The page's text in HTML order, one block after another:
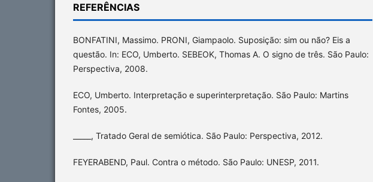
REFERÊNCIAS
BONFATINI, Massimo. PRONI, Giampaolo. Suposição: sim ou não? Eis a
questão. In: ECO, Umberto. SEBEOK, Thomas A. O signo de três. São Paulo:
Perspectiva, 2008.
ECO, Umberto. Interpretação e superinterpretação. São Paulo: Martins
Fontes, 2005.
_____, Tratado Geral de semiótica. São Paulo: Perspectiva, 2012.
FEYERABEND, Paul. Contra o método. São Paulo: UNESP, 2011.